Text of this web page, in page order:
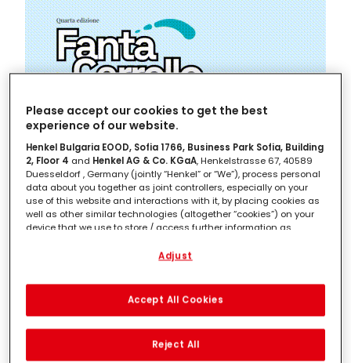
Il numero di beneficiari è limitato, così come i
beni che si potranno acquistare. La somma
finale erogata agli aventi diritto sarà stabilita in
Please accept our cookies to get the best
experience of our website.
Henkel Bulgaria EOOD, Sofia 1766, Business Park Sofia, Building
2, Floor 4 and Henkel AG & Co. KGaA, Henkelstrasse 67, 40589
Duesseldorf , Germany (jointly “Henkel” or “We”), process personal
data about you together as joint controllers, especially on your
use of this website and interactions with it, by placing cookies as
well as other similar technologies (altogether “cookies”) on your
device that we use to store / access further information as
linked in the footer, Section “Cookies, Pixel, Fingerprints and similar
technologies”) will also use cookies and process data relating to
you tomeasure and optimize the performance of this website,
to provide you with functionalities enhancing your use of this
website and/or for personalized marketing
Adjust
Reject All
Accept All Cookies